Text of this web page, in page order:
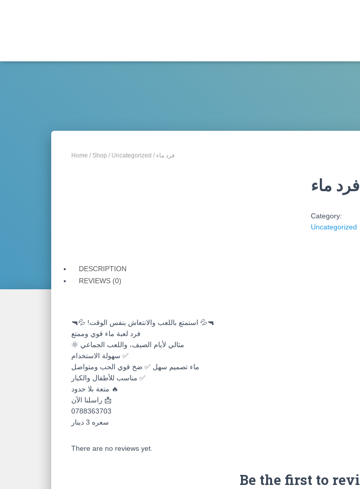
Home / Shop / Uncategorized / فرد ماء
فرد ماء
Category:
Uncategorized
DESCRIPTION
REVIEWS (0)
🔫💦 استمتع باللعب والانتعاش بنفس الوقت! 💦🔫
فرد لعبة ماء قوي وممتع
مثالي لأيام الصيف، واللعب الجماعي 🌞
✅ سهولة الاستخدام
ماء تصميم سهل ✅ ضخ قوي الحب ومتواصل
✅ مناسب للأطفال والكبار
🔥 متعة بلا حدود
📩 راسلنا الآن
0788363703
سعره 3 دينار
There are no reviews yet.